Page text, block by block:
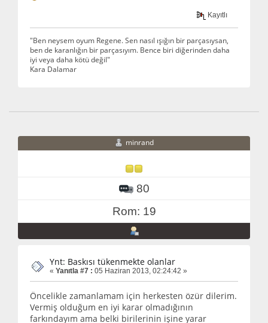
Kayıtlı
"Ben neysem oyum Regene. Sen nasıl ışığın bir parçasıysan,
ben de karanlığın bir parçasıyım. Bence biri diğerinden daha
iyi veya daha kötü değil"
Kara Dalamar
minrand
80
Rom: 19
Ynt: Baskısı tükenmekte olanlar
« Yanıtla #7 : 05 Haziran 2013, 02:24:42 »
Öncelikle zamanlamam için herkesten özür dilerim.
Vermiş olduğum en iyi karar olmadığının
farkındayım ama belki birilerinin işine yarar